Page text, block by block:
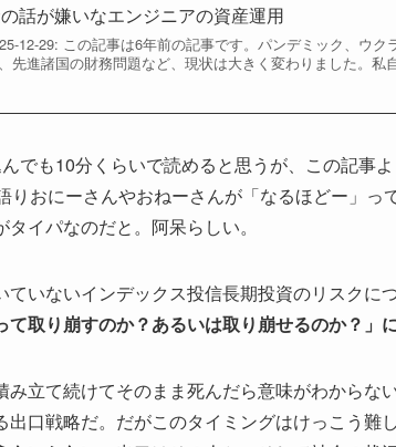
話が嫌いなエンジニアの資産運用
12-29: この記事は6年前の記事です。パンデミック、ウク
先進諸国の財務問題など、現状は大きく変わりました。私
でも10分くらいで読めると思うが、この記事
おにーさんやおねーさんが「なるほどー」っ
イパなのだと。阿呆らしい。
いないインデックス投信長期投資のリスクに
て取り崩すのか？あるいは取り崩せるのか？」
み立て続けてそのまま死んだら意味がわからな
口戦略だ。だがこのタイミングはけっこう難し